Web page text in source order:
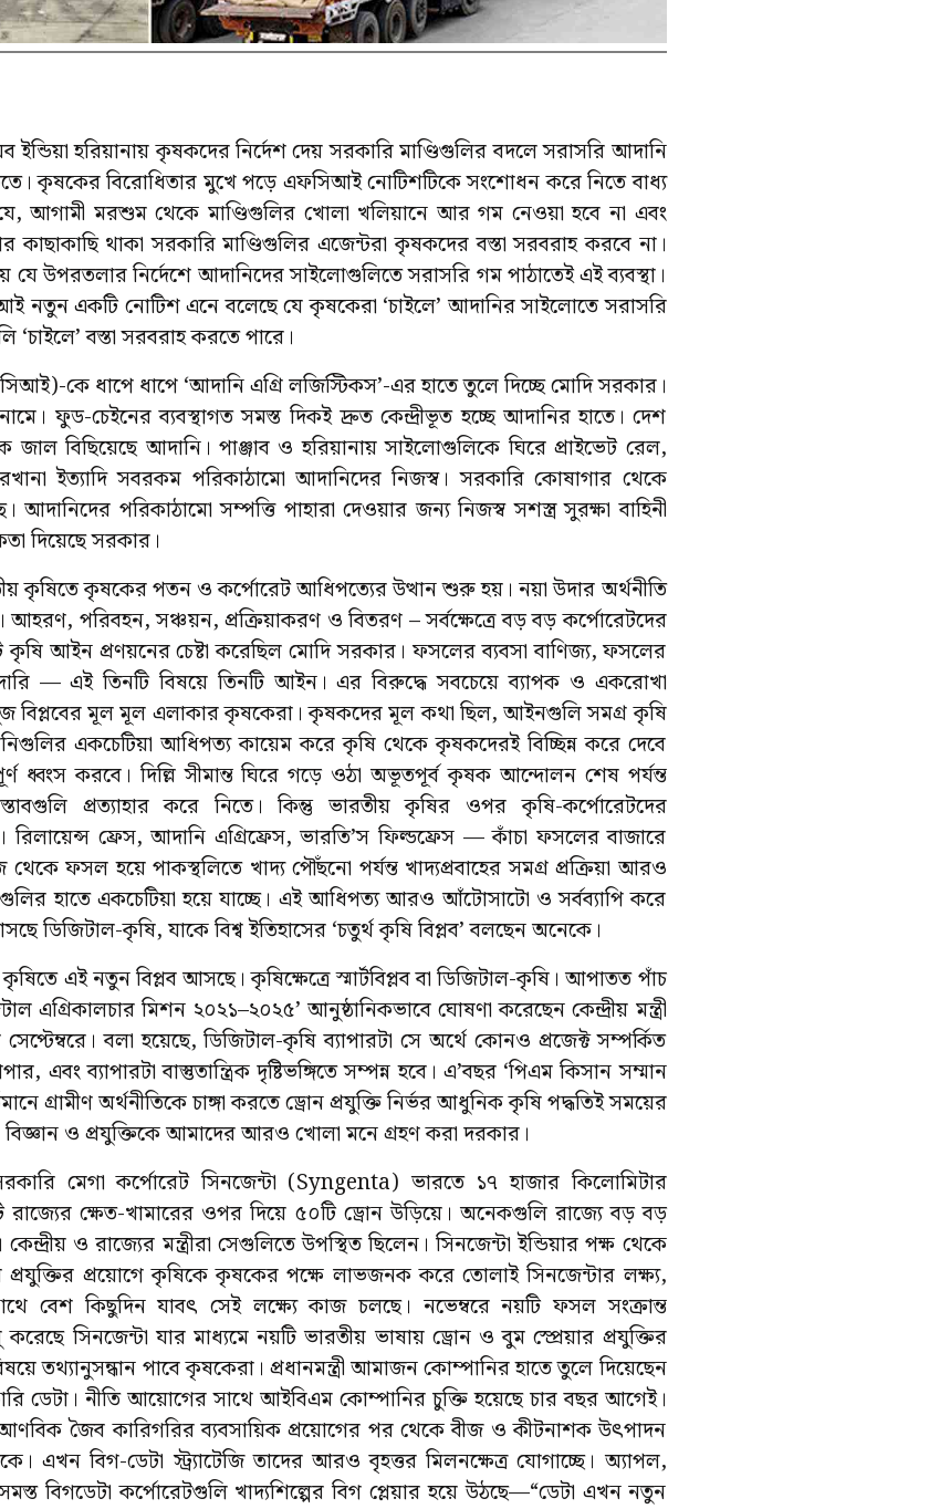
হরিয়ানায় কৃষকদের নির্দেশ দেয় সরকারি মাণ্ডিগুলির বদলে সরাসরি আদানি
কৃষকের বিরোধিতার মুখে পড়ে এফসিআই নোটিশটিকে সংশোধন করে নিতে বাধ্য
আগামী মরশুম থেকে মাণ্ডিগুলির খোলা খলিয়ানে আর গম নেওয়া হবে না এবং
থাকা সরকারি মাণ্ডিগুলির এজেন্টরা কৃষকদের বস্তা সরবরাহ করবে না।
উপরতলার নির্দেশে আদানিদের সাইলোগুলিতে সরাসরি গম পাঠাতেই এই ব্যবস্থা।
নতুন একটি নোটিশ এনে বলেছে যে কৃষকেরা ‘চাইলে’ আদানির সাইলোতে সরাসরি
বস্তা সরবরাহ করতে পারে।
কে ধাপে ধাপে ‘আদানি এগ্রি লজিস্টিকস’-এর হাতে তুলে দিচ্ছে মোদি সরকার।
নামে। ফুড-চেইনের ব্যবস্থাগত সমস্ত দিকই দ্রুত কেন্দ্রীভূত হচ্ছে আদানির হাতে। দেশ
বিছিয়েছে আদানি। পাঞ্জাব ও হরিয়ানায় সাইলোগুলিকে ঘিরে প্রাইভেট রেল,
ইত্যাদি সবরকম পরিকাঠামো আদানিদের নিজস্ব। সরকারি কোষাগার থেকে
পরিকাঠামো সম্পত্তি পাহারা দেওয়ার জন্য নিজস্ব সশস্ত্র সুরক্ষা বাহিনী
দিয়েছে সরকার।
কৃষিতে কৃষকের পতন ও কর্পোরেট আধিপত্যের উত্থান শুরু হয়। নয়া উদার অর্থনীতি
পরিবহন, সঞ্চয়ন, প্রক্রিয়াকরণ ও বিতরণ – সর্বক্ষেত্রে বড় বড় কর্পোরেটদের
কৃষি আইন প্রণয়নের চেষ্টা করেছিল মোদি সরকার। ফসলের ব্যবসা বাণিজ্য, ফসলের
— এই তিনটি বিষয়ে তিনটি আইন। এর বিরুদ্ধে সবচেয়ে ব্যাপক ও একরোখা
বিপ্লবের মূল মূল এলাকার কৃষকেরা। কৃষকদের মূল কথা ছিল, আইনগুলি সমগ্র কৃষি
একচেটিয়া আধিপত্য কায়েম করে কৃষি থেকে কৃষকদেরই বিচ্ছিন্ন করে দেবে
ধ্বংস করবে। দিল্লি সীমান্ত ঘিরে গড়ে ওঠা অভূতপূর্ব কৃষক আন্দোলন শেষ পর্যন্ত
প্রত্যাহার করে নিতে। কিন্তু ভারতীয় কৃষির ওপর কৃষি-কর্পোরেটদের
রিলায়েন্স ফ্রেস, আদানি এগ্রিফ্রেস, ভারতি’স ফিল্ডফ্রেস — কাঁচা ফসলের বাজারে
ফসল হয়ে পাকস্থলিতে খাদ্য পৌঁছনো পর্যন্ত খাদ্যপ্রবাহের সমগ্র প্রক্রিয়া আরও
হাতে একচেটিয়া হয়ে যাচ্ছে। এই আধিপত্য আরও আঁটোসাটো ও সর্বব্যাপি করে
ডিজিটাল-কৃষি, যাকে বিশ্ব ইতিহাসের ‘চতুর্থ কৃষি বিপ্লব’ বলছেন অনেকে।
এই নতুন বিপ্লব আসছে। কৃষিক্ষেত্রে স্মার্টবিপ্লব বা ডিজিটাল-কৃষি। আপাতত পাঁচ
এগ্রিকালচার মিশন ২০২১–২০২৫’ আনুষ্ঠানিকভাবে ঘোষণা করেছেন কেন্দ্রীয় মন্ত্রী
বলা হয়েছে, ডিজিটাল-কৃষি ব্যাপারটা সে অর্থে কোনও প্রজেক্ট সম্পর্কিত
এবং ব্যাপারটা বাস্তুতান্ত্রিক দৃষ্টিভঙ্গিতে সম্পন্ন হবে। এ’বছর ‘পিএম কিসান সম্মান
গ্রামীণ অর্থনীতিকে চাঙ্গা করতে ড্রোন প্রযুক্তি নির্ভর আধুনিক কৃষি পদ্ধতিই সময়ের
বিজ্ঞান ও প্রযুক্তিকে আমাদের আরও খোলা মনে গ্রহণ করা দরকার।
মেগা কর্পোরেট সিনজেন্টা (Syngenta) ভারতে ১৭ হাজার কিলোমিটার
রাজ্যের ক্ষেত-খামারের ওপর দিয়ে ৫০টি ড্রোন উড়িয়ে। অনেকগুলি রাজ্যে বড় বড়
ও রাজ্যের মন্ত্রীরা সেগুলিতে উপস্থিত ছিলেন। সিনজেন্টা ইন্ডিয়ার পক্ষ থেকে
প্রয়োগে কৃষিকে কৃষকের পক্ষে লাভজনক করে তোলাই সিনজেন্টার লক্ষ্য,
বেশ কিছুদিন যাবৎ সেই লক্ষ্যে কাজ চলছে। নভেম্বরে নয়টি ফসল সংক্রান্ত
সিনজেন্টা যার মাধ্যমে নয়টি ভারতীয় ভাষায় ড্রোন ও বুম স্প্রেয়ার প্রযুক্তির
তথ্যানুসন্ধান পাবে কৃষকেরা। প্রধানমন্ত্রী আমাজন কোম্পানির হাতে তুলে দিয়েছেন
ডেটা। নীতি আয়োগের সাথে আইবিএম কোম্পানির চুক্তি হয়েছে চার বছর আগেই।
জৈব কারিগরির ব্যবসায়িক প্রয়োগের পর থেকে বীজ ও কীটনাশক উৎপাদন
এখন বিগ-ডেটা স্ট্র্যাটেজি তাদের আরও বৃহত্তর মিলনক্ষেত্র যোগাচ্ছে। অ্যাপল,
বিগডেটা কর্পোরেটগুলি খাদ্যশিল্পের বিগ প্লেয়ার হয়ে উঠছে—“ডেটা এখন নতুন